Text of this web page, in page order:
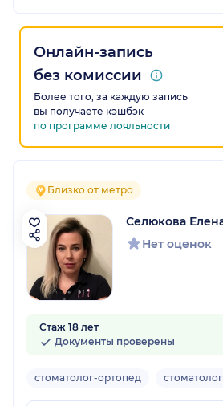
Онлайн-запись
без комиссии
Более того, за каждую запись
вы получаете кэшбэк
по программе лояльности
Близко от метро
Селюкова
Нет оценок
Стаж 18 лет
Документы проверены
стоматолог-ортопед